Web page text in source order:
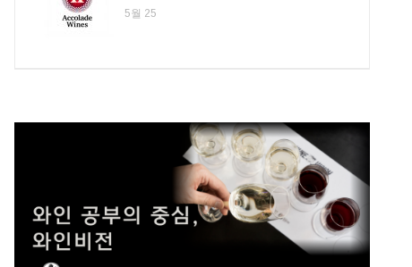
5월 25